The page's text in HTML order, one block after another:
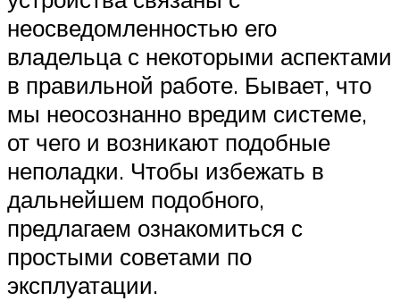
неосведомленностью его
владельца с некоторыми аспектами
в правильной работе. Бывает, что
мы неосознанно вредим системе,
от чего и возникают подобные
неполадки. Чтобы избежать в
дальнейшем подобного,
предлагаем ознакомиться с
простыми советами по
эксплуатации.